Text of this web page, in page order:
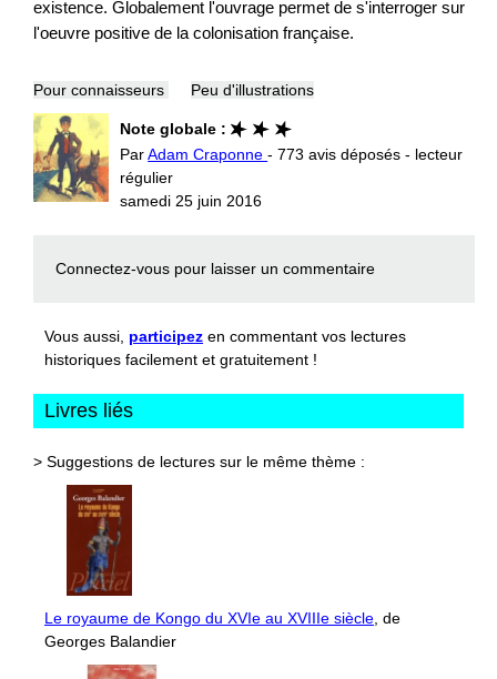
existence. Globalement l'ouvrage permet de s'interroger sur
l'oeuvre positive de la colonisation française.
Pour connaisseurs Peu d'illustrations
Note globale :
ParAdam Craponne- 773 avis déposés - lecteur
régulier
samedi 25 juin 2016
Connectez-vous pour laisser un commentaire
Vous aussi, participez en commentant vos lectures
historiques facilement et gratuitement !
Livres liés
> Suggestions de lectures sur le même thème :
Le royaume de Kongo du XVIe au XVIIIe siècle , de
Georges Balandier